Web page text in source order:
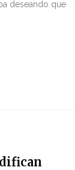
deseando que